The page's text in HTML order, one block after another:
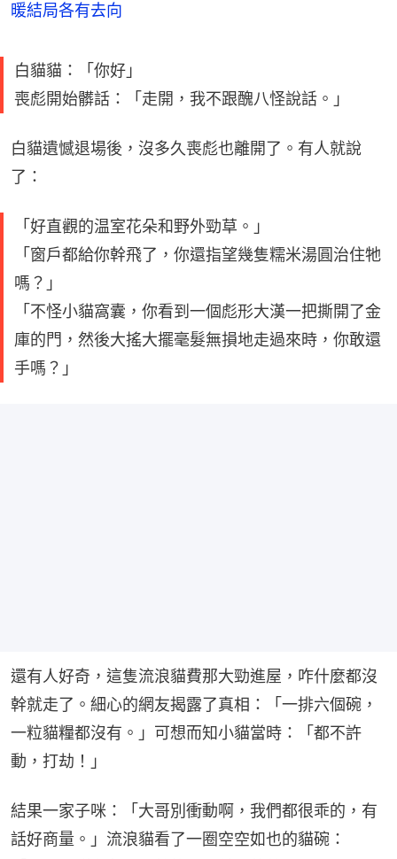
暖結局各有去向
白貓貓：「你好」
喪彪開始髒話：「走開，我不跟醜八怪說話。」
白貓遺憾退場後，沒多久喪彪也離開了。有人就說
了：
「好直觀的温室花朵和野外勁草。」
「窗戶都給你幹飛了，你還指望幾隻糯米湯圓治住牠
嗎？」
「不怪小貓窩囊，你看到一個彪形大漢一把撕開了金
庫的門，然後大搖大擺毫髮無損地走過來時，你敢還
手嗎？」
還有人好奇，這隻流浪貓費那大勁進屋，咋什麼都沒
幹就走了。細心的網友揭露了真相：「一排六個碗，
一粒貓糧都沒有。」可想而知小貓當時：「都不許
動，打劫！」
結果一家子咪：「大哥別衝動啊，我們都很乖的，有
話好商量。」流浪貓看了一圈空空如也的貓碗：